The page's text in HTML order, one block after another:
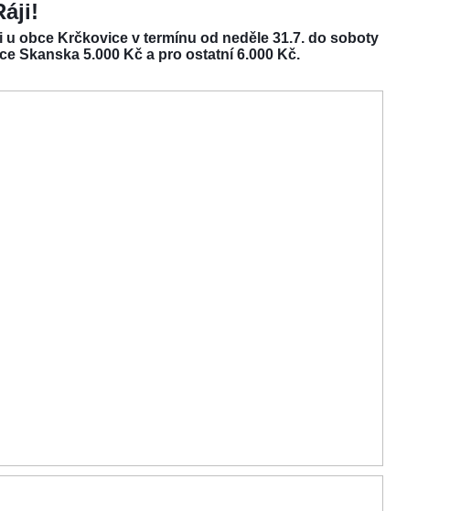
obce Krčkovice v termínu od neděle 31.7. do soboty
Skanska 5.000 Kč a pro ostatní 6.000 Kč.